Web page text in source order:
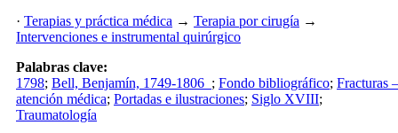
· Terapias y práctica médica → Terapia por cirugía →
Intervenciones e instrumental quirúrgico
Palabras clave:
1798; Bell, Benjamín, 1749-1806 ‌ ; Fondo bibliográfico; Fracturas –
atención médica; Portadas e ilustraciones; Siglo XVIII;
Traumatología